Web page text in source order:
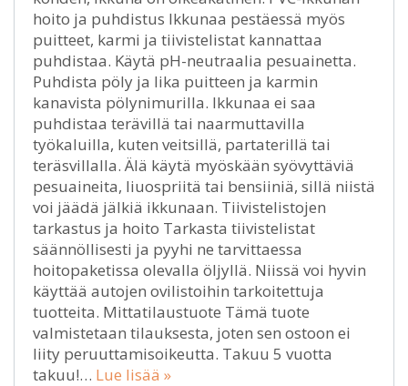
hoito ja puhdistus Ikkunaa pestäessä myös
puitteet, karmi ja tiivistelistat kannattaa
puhdistaa. Käytä pH-neutraalia pesuainetta.
Puhdista pöly ja lika puitteen ja karmin
kanavista pölynimurilla. Ikkunaa ei saa
puhdistaa terävillä tai naarmuttavilla
työkaluilla, kuten veitsillä, partaterillä tai
teräsvillalla. Älä käytä myöskään syövyttäviä
pesuaineita, liuospriitä tai bensiiniä, sillä niistä
voi jäädä jälkiä ikkunaan. Tiivistelistojen
tarkastus ja hoito Tarkasta tiivistelistat
säännöllisesti ja pyyhi ne tarvittaessa
hoitopaketissa olevalla öljyllä. Niissä voi hyvin
käyttää autojen ovilistoihin tarkoitettuja
tuotteita. Mittatilaustuote Tämä tuote
valmistetaan tilauksesta, joten sen ostoon ei
liity peruuttamisoikeutta. Takuu 5 vuotta
takuu!… Lue lisää »